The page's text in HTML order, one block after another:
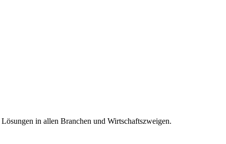
in allen Branchen und Wirtschaftszweigen.